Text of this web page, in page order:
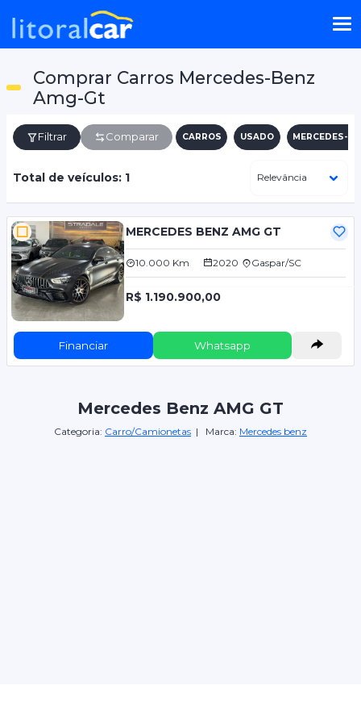
Comprar Carros Mercedes-Benz
Amg-Gt
Filtrar Comparar CARROS USADO MERCEDES-
Total de veículos: 1
MERCEDES BENZ AMG GT
10.000 Km 2020 Gaspar/SC
R$ 1.190.900,00
Financiar Whatsapp
Mercedes Benz AMG GT
Categoria: Carro/Camionetas | Marca: Mercedes benz